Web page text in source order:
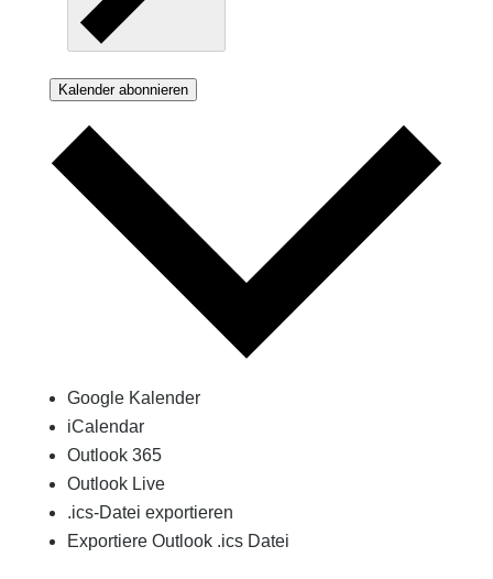
Kalender abonnieren
Google Kalender
iCalendar
Outlook 365
Outlook Live
.ics-Datei exportieren
Exportiere Outlook .ics Datei